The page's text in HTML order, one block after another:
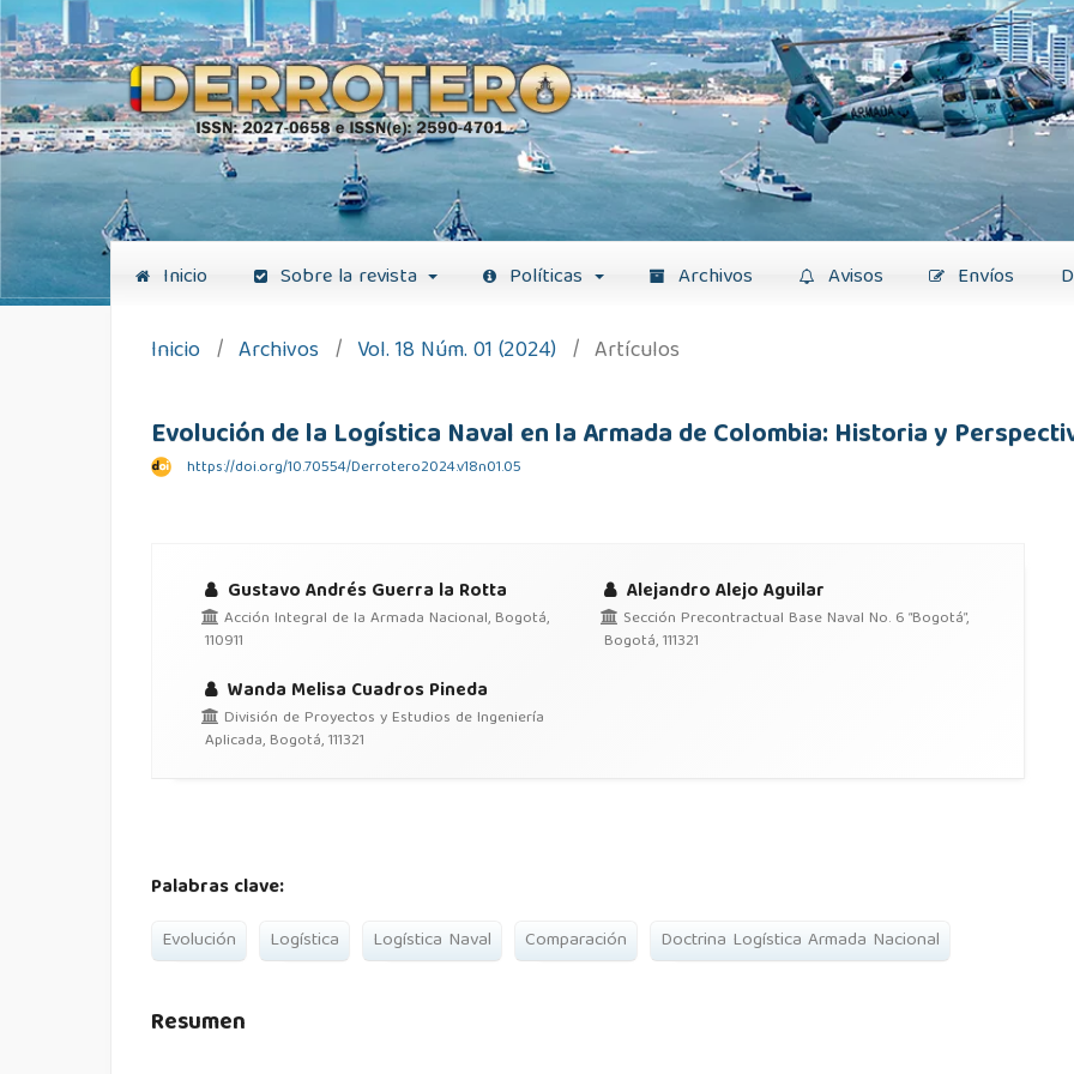
Inicio Sobre la revista Políticas Archivos Avisos Envíos
Inicio / Archivos / Vol. 18 Núm. 01 (2024) / Artículos
Evolución de la Logística Naval en la Armada de Colombia: Historia y
https://doi.org/10.70554/Derrotero2024.v18n01.05
Gustavo Andrés Guerra la Rotta
Acción Integral de la Armada Nacional, Bogotá,
110911
Alejandro Alejo Aguilar
Sección Precontractual Base Naval No. 6 “Bogotá”,
Bogotá, 111321
Wanda Melisa Cuadros Pineda
División de Proyectos y Estudios de Ingeniería
Aplicada, Bogotá, 111321
Palabras clave:
Evolución Logística Logística Naval Comparación Doctrina Logística Armada Nacional
Resumen